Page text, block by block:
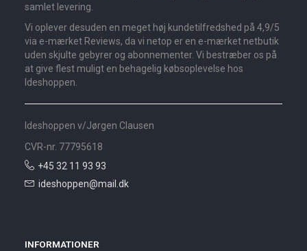
samlet levering.
Vi oplever desuden en meget høj kundetilfredshed på 4,9/5
via e-mærket Reviews, da vi netop er en e-mærket netbutik
uden skjulte gebyrer og abonnementer. Vi bestræber os på
at give flest muligt en behagelig købsoplevelse hos
Ideshoppen.
Ideshoppen v/Jørgen Clausen
CVR-nr. 77795618
+45 32 11 93 93
ideshoppen@mail.dk
INFORMATIONER